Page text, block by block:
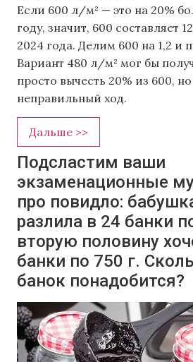
Если 600 л/м² — это на 20%
году, значит, 600 составляет
2024 года. Делим 600 на 1,2 и
Вариант 480 л/м² мог бы
просто вычесть 20% из 600,
неправильный ход.
Дальше >>
Подсластим ваши
экзаменационные
про повидло:
разлила в 24 банки
вторую половину
банки по 750 г.
банок понадобится?